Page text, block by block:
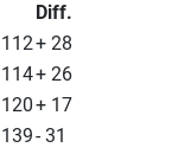
Diff.
+ 28
+ 26
+ 17
- 31